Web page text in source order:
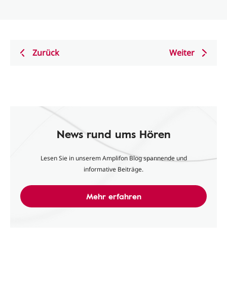
Zurück Weiter
News rund ums Hören
Lesen Sie in unserem Amplifon Blog spannende und
informative Beiträge.
Mehr erfahren